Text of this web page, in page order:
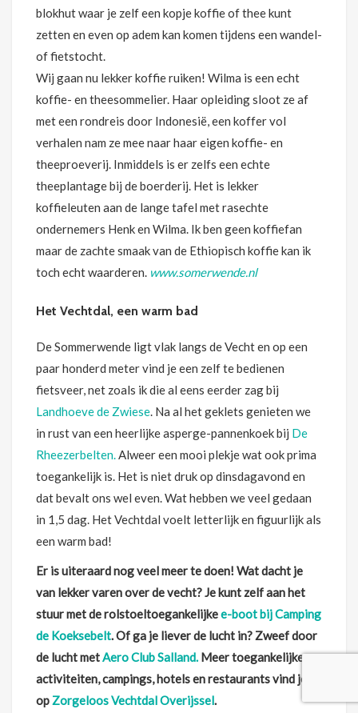
blokhut waar je zelf een kopje koffie of thee kunt
zetten en even op adem kan komen tijdens een wandel-
of fietstocht.
Wij gaan nu lekker koffie ruiken! Wilma is een echt
koffie- en theesommelier. Haar opleiding sloot ze af
met een rondreis door Indonesië, een koffer vol
verhalen nam ze mee naar haar eigen koffie- en
theeproeverij. Inmiddels is er zelfs een echte
theeplantage bij de boerderij. Het is lekker
koffieleuten aan de lange tafel met rasechte
ondernemers Henk en Wilma. Ik ben geen koffiefan
maar de zachte smaak van de Ethiopisch koffie kan ik
toch echt waarderen. www.somerwende.nl
Het Vechtdal, een warm bad
De Sommerwende ligt vlak langs de Vecht en op een
paar honderd meter vind je een zelf te bedienen
fietsveer, net zoals ik die al eens eerder zag bij
Landhoeve de Zwiese. Na al het geklets genieten we
in rust van een heerlijke asperge-pannenkoek bij De
Rheezerbelten.Alweer een mooi plekje wat ook prima
toegankelijk is. Het is niet druk op dinsdagavond en
dat bevalt ons wel even. Wat hebben we veel gedaan
in 1,5 dag. Het Vechtdal voelt letterlijk en figuurlijk als
een warm bad!
Er is uiteraard nog veel meer te doen! Wat dacht je
van lekker varen over de vecht? Je kunt zelf aan het
stuur met de rolstoeltoegankelijkee-boot bij Camping
de Koeksebelt. Of ga je liever de lucht in? Zweef door
de lucht metAero Club Salland.Meer toegankelijke
activiteiten, campings, hotels en restaurants vind je
opZorgeloos Vechtdal Overijssel.